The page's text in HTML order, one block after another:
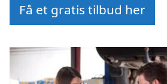
Få et gratis tilbud her